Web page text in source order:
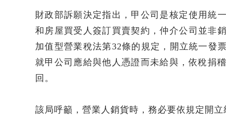
財政部訴願決定指出，甲公司是核定使用統
和房屋買受人簽訂買賣契約，仲介公司並非
加值型營業稅法第32條的規定，開立統一發
就甲公司應給與他人憑證而未給與，依稅捐
回。
該局呼籲，營業人銷貨時，務必要依規定開